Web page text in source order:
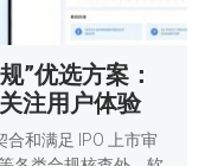
”优选方案：
注用户体验
和满足 IPO 上市审